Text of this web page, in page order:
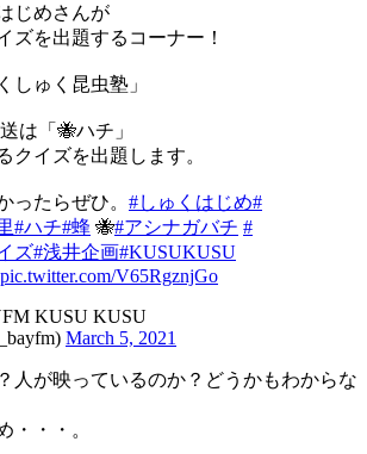
じめさんが
ズを出題するコーナー！
しゅく昆虫塾」
は「🐝ハチ」
クイズを出題します。
ったらぜひ。 #しゅくはじめ#
#ハチ#蜂 🐝#アシナガバチ #
ズ#浅井企画#KUSUKUSU
pic.twitter.com/V65RgznjGo
KUSU KUSU
March 5, 2021
人が映っているのか？どうかもわからな
・・・。